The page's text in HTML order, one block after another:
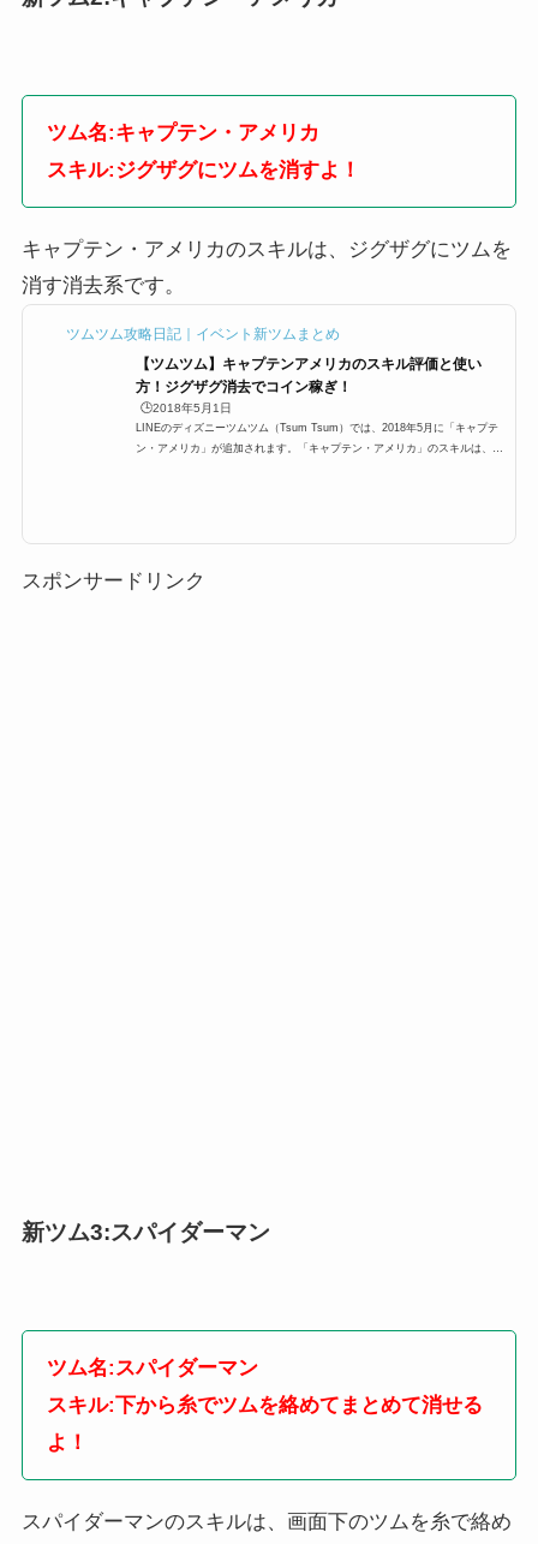
ツム名:キャプテン・アメリカ
スキル:ジグザグにツムを消すよ！
キャプテン・アメリカのスキルは、ジグザグにツムを
消す消去系です。
ツムツム攻略日記｜イベント新ツムまとめ
【ツムツム】キャプテンアメリカのスキル評価と使い
方！ジグザグ消去でコイン稼ぎ！
🕒️2018年5月1日
LINEのディズニーツムツム（Tsum Tsum）では、2018年5月に「キャプテ
ン・アメリカ」が追加されます。「キャプテン・アメリカ」のスキルは、ジ
イズ スキルレベル4効果範囲:...
スポンサードリンク
新ツム3:スパイダーマン
ツム名:スパイダーマン
スキル:下から糸でツムを絡めてまとめて消せる
よ！
スパイダーマンのスキルは、画面下のツムを糸で絡め